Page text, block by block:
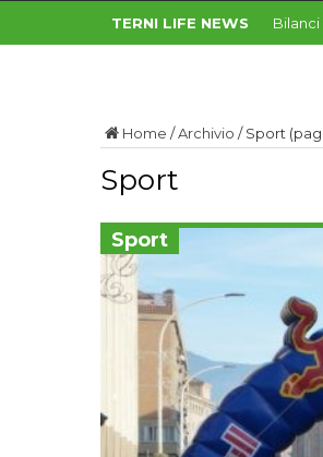
TERNI LIFE NEWS Torna
Home /Archivio /Sport
Sport
Sport